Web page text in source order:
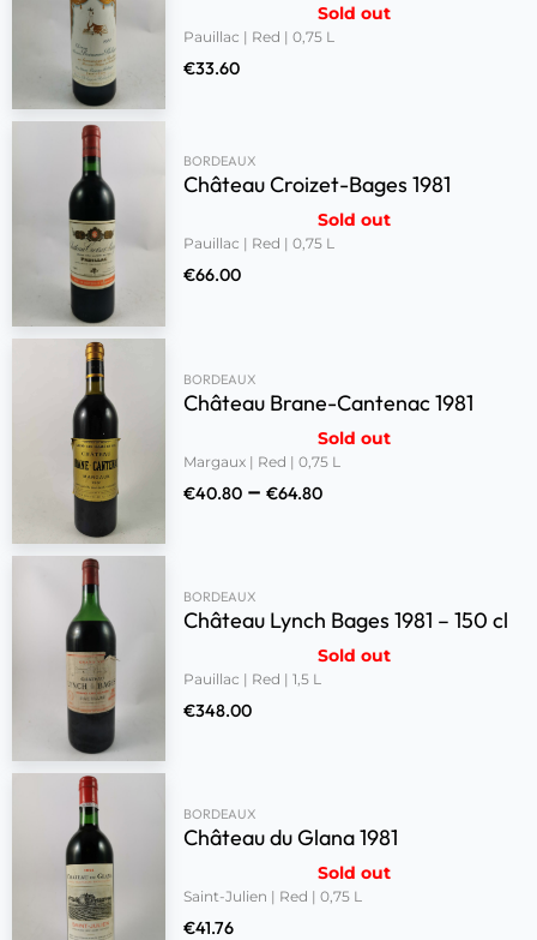
Sold out
Pauillac | Red | 0,75 L
€33.60
BORDEAUX
Château Croizet-Bages 1981
Sold out
Pauillac | Red | 0,75 L
€66.00
BORDEAUX
Château Brane-Cantenac 1981
Sold out
Margaux | Red | 0,75 L
€40.80 – €64.80
BORDEAUX
Château Lynch Bages 1981 – 150 cl
Sold out
Pauillac | Red | 1,5 L
€348.00
BORDEAUX
Château du Glana 1981
Sold out
Saint-Julien | Red | 0,75 L
€41.76